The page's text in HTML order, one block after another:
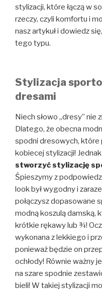
stylizacji, które łączą w
rzeczy, czyli komfortu i
nasz artykuł i dowiedz
tego typu.
Stylizacja
dresami
Niech słowo „dresy” nie
Dlatego, że obecna
spodni dresowych, które
kobiecej stylizacji!
stworzyć stylizację
Śpieszymy z
look był wygodny i
połączysz dopasowane
modną koszulą damską,
krótkie rękawy lub ¾!
wykonana z lekkiego i
ponieważ będzie on
ochłody! Równie ważny
na szare spodnie
bieli! W takiej stylizacji